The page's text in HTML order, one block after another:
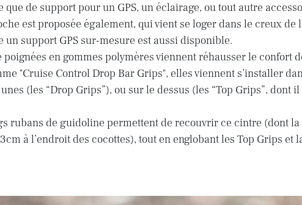
que de support pour un GPS, un éclairage, ou tout autre
est proposée également, qui vient se loger dans le creux de
un support GPS sur-mesure est aussi disponible.
poignées en gommes polymères viennent réhausser le confort
"Cruise Control Drop Bar Grips", elles viennent s’installer
(les “Drop Grips”), ou sur le dessus (les “Top Grips”, dont
rubans de guidoline permettent de recouvrir ce cintre (dont
à l’endroit des cocottes), tout en englobant les Top Grips et